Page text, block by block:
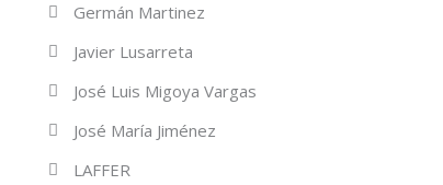
Germán Martinez
Javier Lusarreta
José Luis Migoya Vargas
José María Jiménez
LAFFER